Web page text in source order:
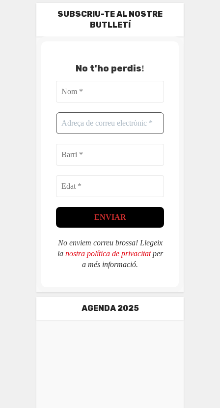
SUBSCRIU-TE AL NOSTRE
BUTLLETÍ
No t'ho perdis!
No enviem correu brossa! Llegeix
la nostra política de privacitatper
a més informació.
AGENDA 2025